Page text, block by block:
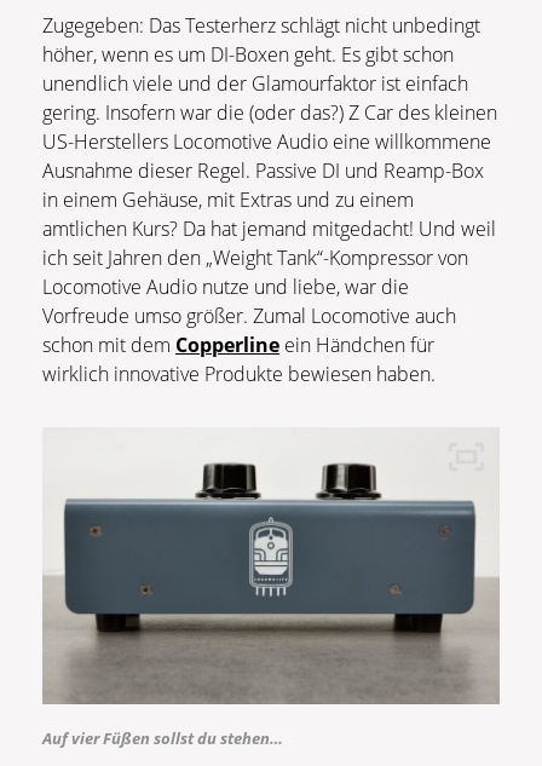
Zugegeben: Das Testerherz schlägt nicht unbedingt
höher, wenn es um DI-Boxen geht. Es gibt schon
unendlich viele und der Glamourfaktor ist einfach
gering. Insofern war die (oder das?) Z Car des kleinen
US-Herstellers Locomotive Audio eine willkommene
Ausnahme dieser Regel. Passive DI und Reamp-Box
in einem Gehäuse, mit Extras und zu einem
amtlichen Kurs? Da hat jemand mitgedacht! Und weil
ich seit Jahren den „Weight Tank“-Kompressor von
Locomotive Audio nutze und liebe, war die
Vorfreude umso größer. Zumal Locomotive auch
schon mit dem Copperline ein Händchen für
wirklich innovative Produkte bewiesen haben.
Auf vier Füßen sollst du stehen…